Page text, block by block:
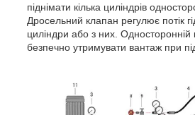
піднімати кілька циліндрів
Дросельний клапан регулює потік
циліндри або з них. Односторонній
безпечно утримувати вантаж при